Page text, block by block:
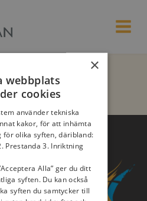
×
webbplats
cookies
använder tekniska
kakor, för att inhämta
för olika syften, däribland:
Prestanda 3. Inriktning
Alla” ger du ditt
syften. Du kan också
syften du samtycker till